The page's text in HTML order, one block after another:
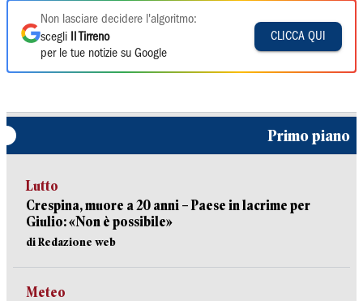
Non lasciare decidere l'algoritmo:
scegli
Il Tirreno
per le tue notizie su Google
CLICCA QUI
Primo piano
Lutto
Crespina, muore a 20 anni – Paese in lacrime per
Giulio: «Non è possibile»
di Redazione web
Meteo